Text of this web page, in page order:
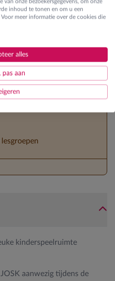
van onze bezoekersgegevens, om onze
inhoud te tonen en om u een
meer informatie over de cookies die
alles
pas aan
paasvakantie
kinderspeelruimte
aanwezig tijdens de